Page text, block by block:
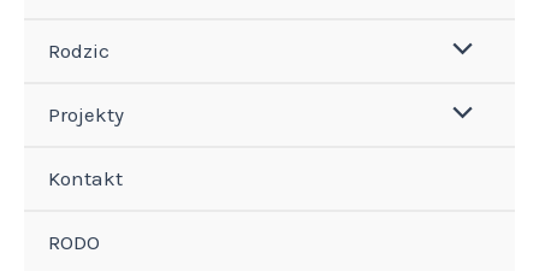
Rodzic
Projekty
Kontakt
RODO